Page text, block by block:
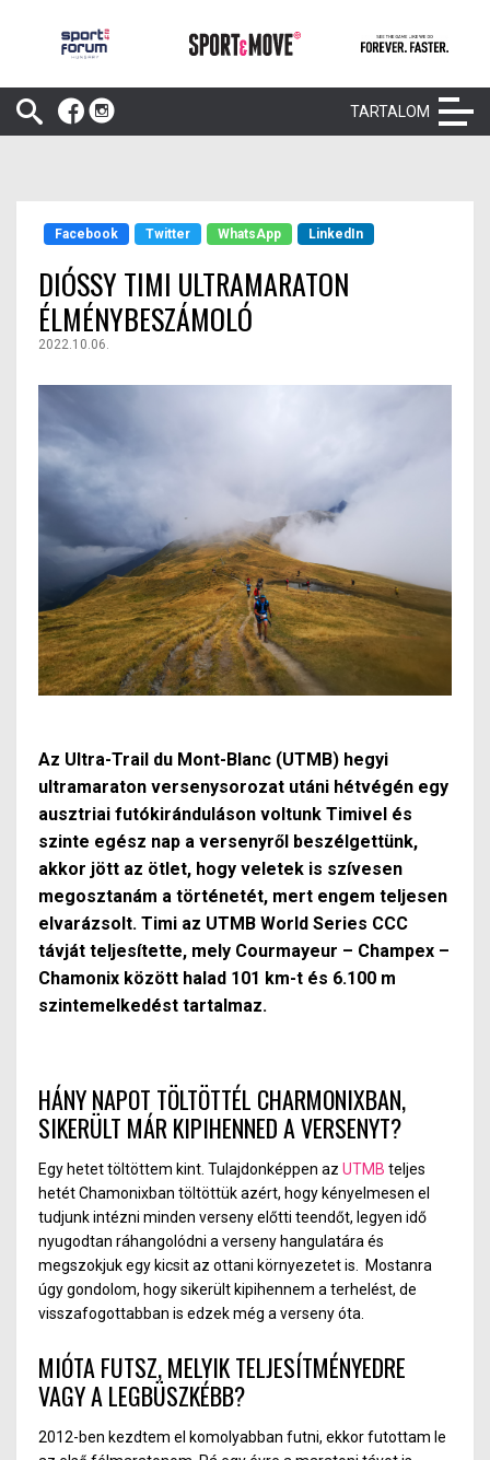
TARTALOM
Facebook Twitter WhatsApp LinkedIn
DIÓSSY TIMI ULTRAMARATON
ÉLMÉNYBESZÁMOLÓ
2022.10.06.
Az Ultra-Trail du Mont-Blanc (UTMB) hegyi
ultramaraton versenysorozat utáni hétvégén egy
ausztriai futókiránduláson voltunk Timivel és
szinte egész nap a versenyről beszélgettünk,
akkor jött az ötlet, hogy veletek is szívesen
megosztanám a történetét, mert engem teljesen
elvarázsolt. Timi az UTMB World Series CCC
távját teljesítette, mely Courmayeur – Champex –
Chamonix között halad 101 km-t és 6.100 m
szintemelkedést tartalmaz.
HÁNY NAPOT TÖLTÖTTÉL CHARMONIXBAN,
SIKERÜLT MÁR KIPIHENNED A VERSENYT?
Egy hetet töltöttem kint. Tulajdonképpen az UTMB teljes
hetét Chamonixban töltöttük azért, hogy kényelmesen el
tudjunk intézni minden verseny előtti teendőt, legyen idő
nyugodtan ráhangolódni a verseny hangulatára és
megszokjuk egy kicsit az ottani környezetet is.
Mostanra
úgy gondolom, hogy sikerült kipihennem a terhelést, de
visszafogottabban is edzek még a verseny óta.
MIÓTA FUTSZ, MELYIK TELJESÍTMÉNYEDRE
VAGY A LEGBÜSZKÉBB?
2012-ben kezdtem el komolyabban futni, ekkor futottam le